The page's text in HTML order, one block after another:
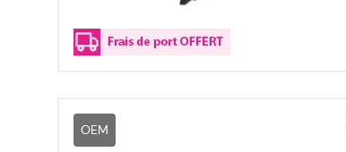
OEM